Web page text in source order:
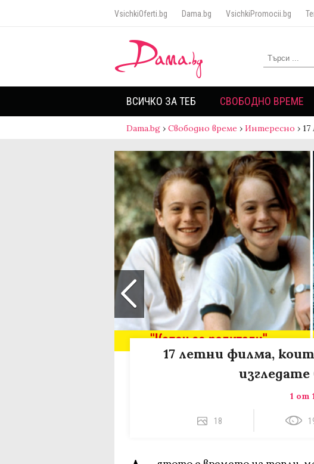
VsichkiOferti.bg Dama.bg VsichkiPromocii.bg
ВСИЧКО ЗА ТЕБ СВОБОДНО ВРЕМЕ
Dama.bg › Свободно време › Интересно ›
17 летни филма,
1 от
18